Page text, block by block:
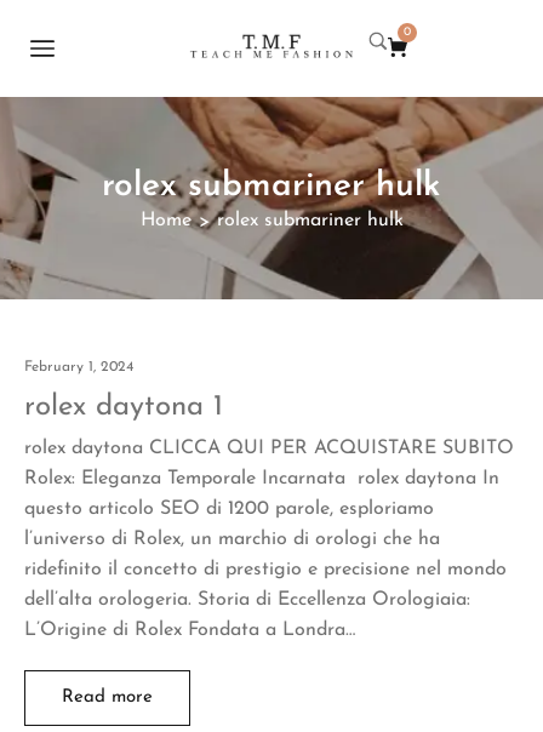
0
rolex submariner hulk
Home > rolex submariner hulk
February 1, 2024
rolex daytona 1
rolex daytona CLICCA QUI PER ACQUISTARE SUBITO
Rolex: Eleganza Temporale Incarnata rolex daytona In
questo articolo SEO di 1200 parole, esploriamo
l’universo di Rolex, un marchio di orologi che ha
ridefinito il concetto di prestigio e precisione nel mondo
dell’alta orologeria. Storia di Eccellenza Orologiaia:
L’Origine di Rolex Fondata a Londra…
Read more